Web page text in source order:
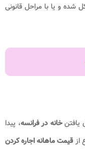
و یا با مراحل قانونی
یافتنخانه در فرانسه، پیدا
ازقیمت ماهانه اجاره کردن